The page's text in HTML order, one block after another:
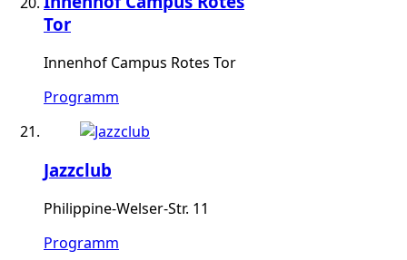
Tor
Innenhof Campus Rotes Tor
Programm
Jazzclub
Philippine-Welser-Str. 11
Programm